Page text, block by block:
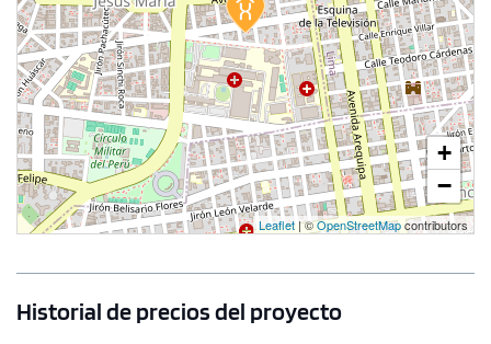
+
−
Leaflet | ©OpenStreetMapcontributors
Historial de precios del proyecto